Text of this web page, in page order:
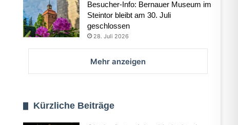
Besucher-Info: Bernauer Museum im
Steintor bleibt am 30. Juli
geschlossen
28. Juli 2026
Mehr anzeigen
Kürzliche Beiträge